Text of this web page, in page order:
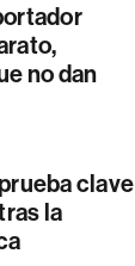
no dan
clave
la